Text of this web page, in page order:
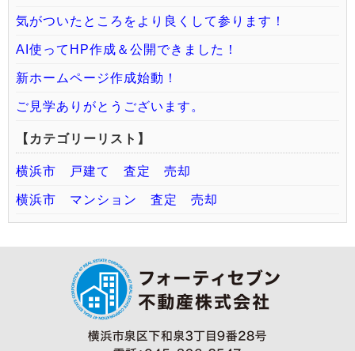
気がついたところをより良くして参ります！
AI使ってHP作成＆公開できました！
新ホームページ作成始動！
ご見学ありがとうございます。
【カテゴリーリスト】
横浜市 戸建て 査定 売却
横浜市 マンション 査定 売却